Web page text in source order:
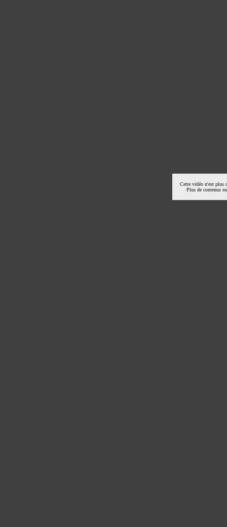
Cette vidéo n'est plus
Plus de contenus